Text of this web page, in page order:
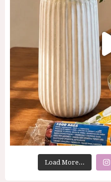
Load More...